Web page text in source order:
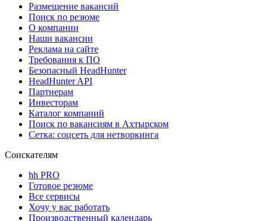
Размещение вакансий
Поиск по резюме
О компании
Наши вакансии
Реклама на сайте
Требования к ПО
Безопасный HeadHunter
HeadHunter API
Партнерам
Инвесторам
Каталог компаний
Поиск по вакансиям в Ахтырском
Сетка: соцсеть для нетворкинга
Соискателям
hh PRO
Готовое резюме
Все сервисы
Хочу у вас работать
Производственный календарь